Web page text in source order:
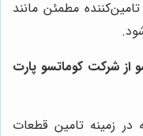
مطمئن مانند
از شرکت کوماتسو پارت
در زمینه تامین قطعات